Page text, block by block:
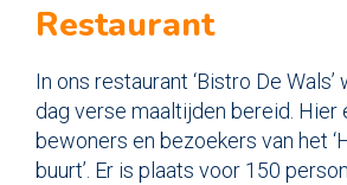
Restaurant
In ons restaurant ‘Bistro De
dag verse maaltijden bereid. Hier
bewoners en bezoekers van het
buurt’. Er is plaats voor 150